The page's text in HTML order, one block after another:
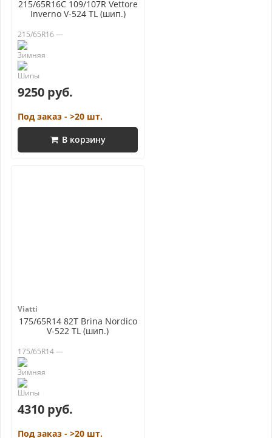
215/65R16C 109/107R Vettore
Inverno V-524 TL (шип.)
215/65R16 —
9250 руб.
Под заказ - >20 шт.
В корзину
Viatti
175/65R14 82T Brina Nordico
V-522 TL (шип.)
175/65R14 —
4310 руб.
Под заказ - >20 шт.